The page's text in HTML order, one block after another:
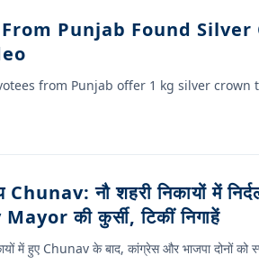
Punjab Found
from Punjab offer 1 kg silver crown
नौ शहरी निकायों में
की कुर्सी, टिकीं निगाहें
में हुए Chunav के बाद, कांग्रेस और भाजपा दोनों को